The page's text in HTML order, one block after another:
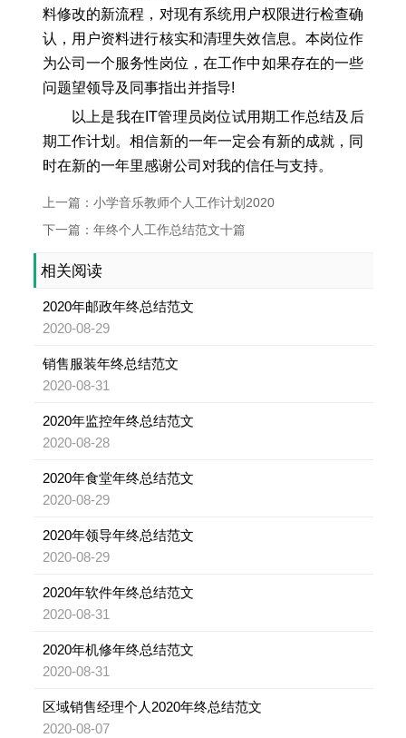
料修改的新流程，对现有系统用户权限进行检查确
认，用户资料进行核实和清理失效信息。本岗位作
为公司一个服务性岗位，在工作中如果存在的一些
问题望领导及同事指出并指导!
以上是我在IT管理员岗位试用期工作总结及后
期工作计划。相信新的一年一定会有新的成就，同
时在新的一年里感谢公司对我的信任与支持。
上一篇：小学音乐教师个人工作计划2020
下一篇：年终个人工作总结范文十篇
相关阅读
2020年邮政年终总结范文
2020-08-29
销售服装年终总结范文
2020-08-31
2020年监控年终总结范文
2020-08-28
2020年食堂年终总结范文
2020-08-29
2020年领导年终总结范文
2020-08-29
2020年软件年终总结范文
2020-08-31
2020年机修年终总结范文
2020-08-31
区域销售经理个人2020年终总结范文
2020-08-07